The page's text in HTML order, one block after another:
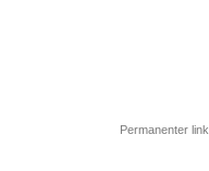
Permanenter link